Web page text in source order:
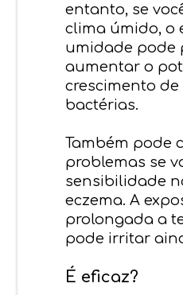
entanto, se
clima úmido, o
umidade pode
aumentar o
crescimento de
bactérias.
Também pode
problemas se
sensibilidade
eczema. A
prolongada a
pode irritar
É eficaz?